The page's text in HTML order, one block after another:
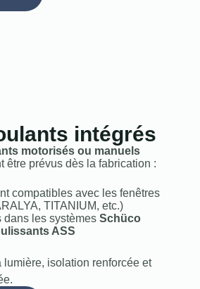
intégrés
motorisés ou manuels
être prévus dès la fabrication :
compatibles avec les fenêtres
TITANIUM, etc.)
dans les systèmes Schüco
ASS
isolation renforcée et